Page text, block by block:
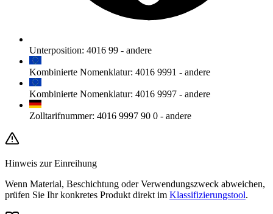
Unterposition: 4016 99 - andere
Kombinierte Nomenklatur: 4016 9991 - andere
Kombinierte Nomenklatur: 4016 9997 - andere
Zolltarifnummer: 4016 9997 90 0 - andere
Hinweis zur Einreihung
Wenn Material, Beschichtung oder Verwendungszweck abweichen,
prüfen Sie Ihr konkretes Produkt direkt im Klassifizierungstool.